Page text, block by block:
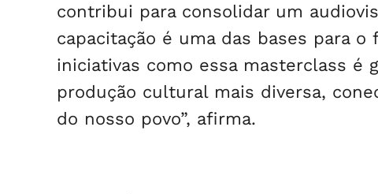
contribui para consolidar um
capacitação é uma das bases para
iniciativas como essa masterclass é
produção cultural mais diversa,
do nosso povo”, afirma.